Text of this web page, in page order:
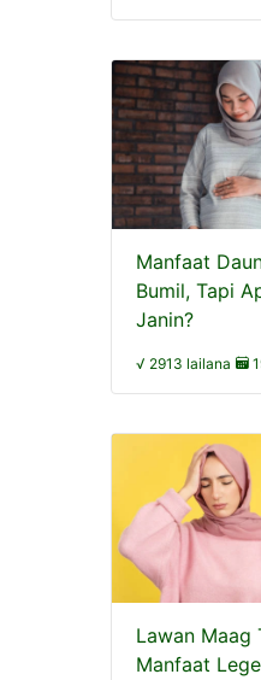
Manfaat
Bumil, Tapi
Janin?
√ 2913 lailana
Lawan Maag
Manfaat